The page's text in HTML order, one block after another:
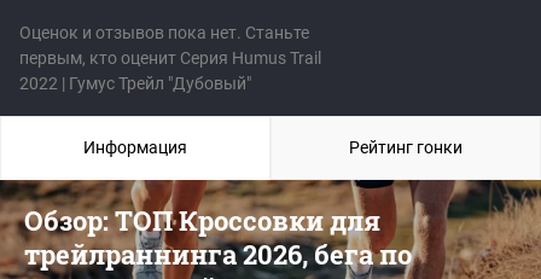
Оценок и отзывов пока нет. Станьте
первым, кто оценит Серия Humus Trail
2022 | Гумус Трейл "Дубовый"
Обзор: ТОП Кроссовки для
трейлраннинга 2026, бега по
Информация Рейтинг гонки